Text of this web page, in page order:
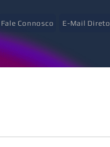
Fale Connosco E-Mail Direto